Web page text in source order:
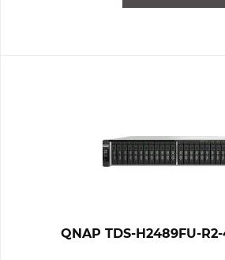
QNAP TDS-H2489FU-